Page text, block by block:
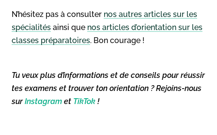
N’hésitez pas à consulter nos autres articles sur les
spécialités ainsi que nos articles d’orientation sur les
classes préparatoires. Bon courage !
Tu veux plus d’informations et de conseils pour réussir
tes examens et trouver ton orientation ? Rejoins-nous
surInstagram et TikTok !